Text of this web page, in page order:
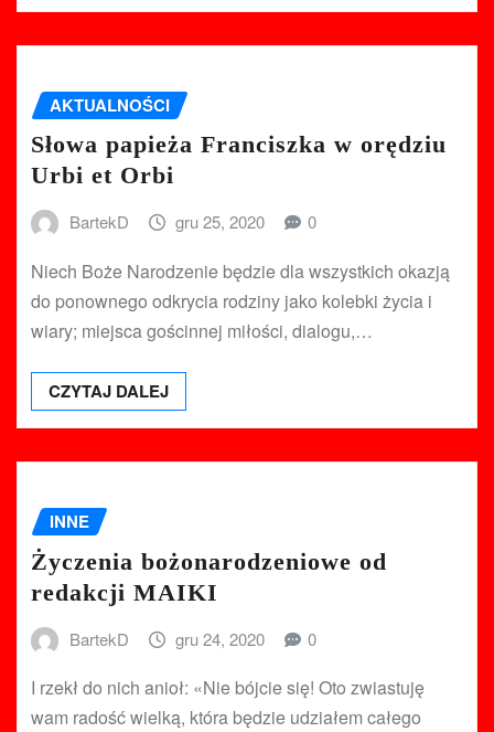
AKTUALNOŚCI
Słowa papieża Franciszka w orędziu
Urbi et Orbi
BartekD gru 25, 2020 0
Niech Boże Narodzenie będzie dla wszystkich okazją
do ponownego odkrycia rodziny jako kolebki życia i
wiary; miejsca gościnnej miłości, dialogu,…
CZYTAJ DALEJ
INNE
Życzenia bożonarodzeniowe od
redakcji MAIKI
BartekD gru 24, 2020 0
I rzekł do nich anioł: «Nie bójcie się! Oto zwiastuję
wam radość wielką, która będzie udziałem całego